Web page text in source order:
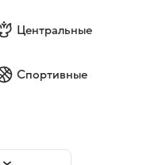
Центральные
Спортивные